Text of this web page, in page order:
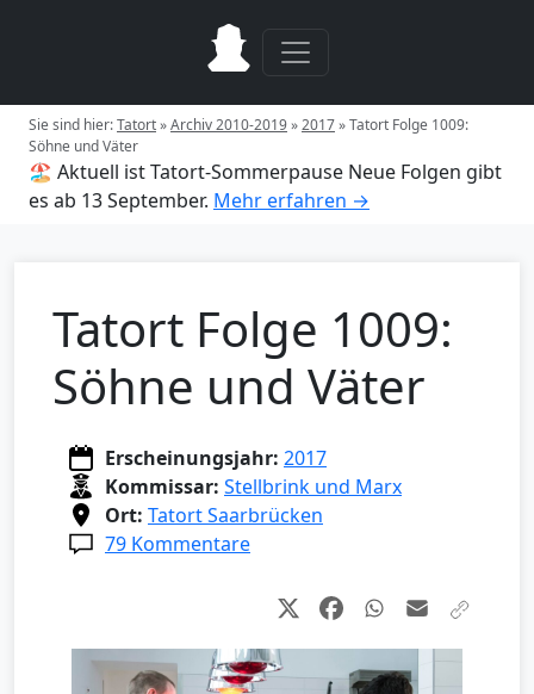
Sie sind hier:Tatort»Archiv 2010-2019»2017»Tatort Folge 1009:
Söhne und Väter
🏖️ Aktuell ist Tatort-Sommerpause Neue Folgen gibt
es ab 13 September. Mehr erfahren →
Tatort Folge 1009:
Söhne und Väter
Erscheinungsjahr: 2017
Kommissar: Stellbrink und Marx
Ort: Tatort Saarbrücken
79 Kommentare